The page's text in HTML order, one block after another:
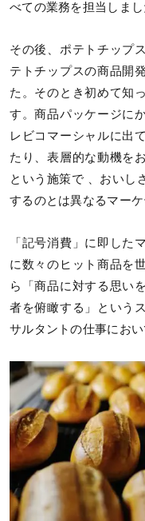
べての業務を担当しまし
その後、ポテトチップ
テトチップスの商品開
た。そのとき初めて知
す。商品パッケージに
レビコマーシャルに出
たり、表層的な動機を
という施策で 、おいし
するのとは異なるマーケ
「記号消費」に即した
に数々のヒット商品を
ら「商品に対する思い
者を俯瞰する」という
サルタントの仕事にお